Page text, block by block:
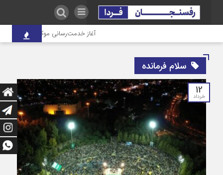
آغاز خدمت‌رسانی موکب درمانی
سلام فرمانده
12
خرداد